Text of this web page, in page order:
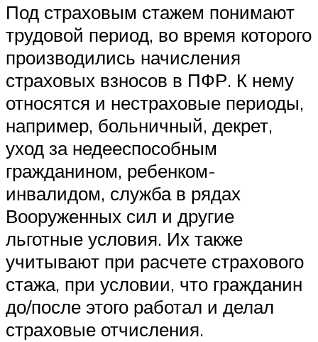
Под страховым стажем понимают
трудовой период, во время которого
производились начисления
страховых взносов в ПФР. К нему
относятся и нестраховые периоды,
например, больничный, декрет,
уход за недееспособным
гражданином, ребенком-
инвалидом, служба в рядах
Вооруженных сил и другие
льготные условия. Их также
учитывают при расчете страхового
стажа, при условии, что гражданин
до/после этого работал и делал
страховые отчисления.